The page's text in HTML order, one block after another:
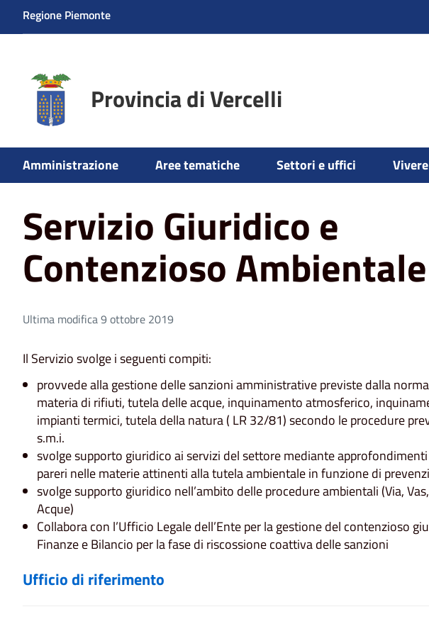
Regione Piemonte
Provincia di Vercelli
Amministrazione Aree tematiche Settori e uffici
Home Aree tematiche Ambiente Servizio Giuridico e Contenzioso
Servizio Giuridico e
Contenzioso Ambientale
Ultima modifica 9 ottobre 2019
Il Servizio svolge i seguenti compiti:
provvede alla gestione delle sanzioni amministrative previste dalla
materia di rifiuti, tutela delle acque, inquinamento atmosferico,
impianti termici, tutela della natura ( LR 32/81) secondo le procedure
s.m.i.
svolge supporto giuridico ai servizi del settore mediante
pareri nelle materie attinenti alla tutela ambientale in funzione di
svolge supporto giuridico nell’ambito delle procedure ambientali (Via,
Acque)
Collabora con l’Ufficio Legale dell’Ente per la gestione del contenzioso
Finanze e Bilancio per la fase di riscossione coattiva delle sanzioni
Ufficio di riferimento